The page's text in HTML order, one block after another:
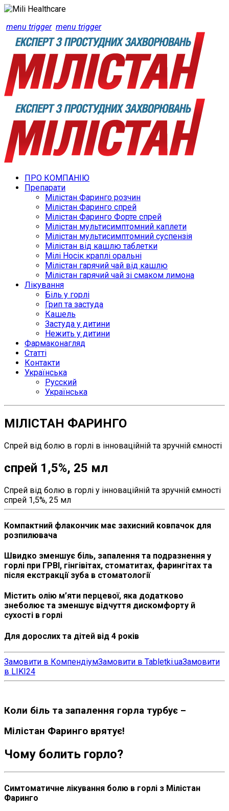
menu trigger menu trigger
ПРО КОМПАНІЮ
Препарати
Мілістан Фаринго розчин
Мілістан Фаринго спрей
Мілістан Фаринго Форте спрей
Мілістан мультисимптомний каплети
Мілістан мультисимптомний суспензія
Мілістан від кашлю таблетки
Мілі Носік краплі оральні
Мілістан гарячий чай від кашлю
Мілістан гарячий чай зі смаком лимона
Лікування
Біль у горлі
Грип та застуда
Кашель
Застуда у дитини
Нежить у дитини
Фармаконагляд
Статті
Контакти
Українська
Русский
Українська
МІЛІСТАН ФАРИНГО
Спрей від болю в горлі в інноваційній та зручній ємності
спрей 1,5%, 25 мл
Спрей від болю в горлі у інноваційній та зручній ємності
спрей 1,5%, 25 мл
Компактний флакончик має захисний ковпачок для
розпилювача
Швидко зменшує біль, запалення та подразнення у
горлі при ГРВІ, гінгівітах, стоматитах, фарингітах та
після екстракції зуба в стоматології
Містить олію м’яти перцевої, яка додатково
знеболює та зменшує відчуття дискомфорту й
сухості в горлі
Для дорослих та дітей від 4 років
Замовити в КомпендіумЗамовити в Tabletki.uaЗамовити
в LIKI24
Коли біль та запалення горла турбує –
Мілістан Фаринго врятує!
Чому болить горло?
Симтоматичне лікування болю в горлі з Мілістан
Фаринго